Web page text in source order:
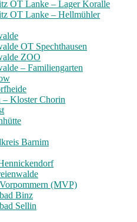
OT Lanke – Lager Koralle
OT Lanke – Hellmühler
OT Spechthausen
ZOO
– Familiengarten
– Kloster Chorin
Barnim
(MVP)
Binz
Sellin